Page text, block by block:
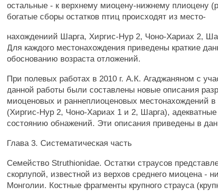
остальные - к верхнему миоцену-нижнему плиоцену
богатые сборы остатков птиц происходят из место-
нахождениий Шарга, Хиргис-Нур 2, Чоно-Хариах 2,
Для каждого местонахождения приведены краткие
обоснованию возраста отложений.
При полевых работах в 2010 г. А.К. Агаджаняном с
данной работы были составлены новые описания
миоценовых и раннеплиоценовых местонахождений
(Хиргис-Нур 2, Чоно-Хариах 1 и 2, Шарга),
состоянию обнажений. Эти описания приведены в
Глава 3. Систематическая часть
Семейство Struthionidae. Остатки страусов
скорлупой, известной из верхов среднего миоцена -
Монголии. Костные фрагменты крупного страуса